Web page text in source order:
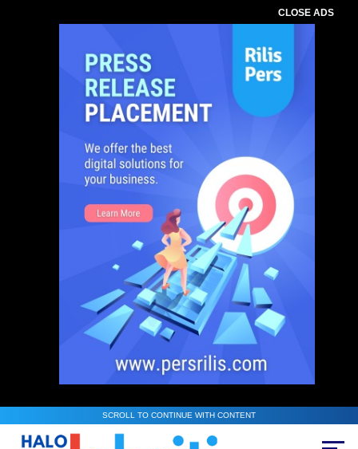
CLOSE ADS
SCROLL TO CONTINUE WITH CONTENT